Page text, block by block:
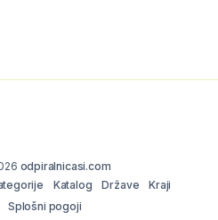
odpiralnicasi.com
Katalog Države
Kraji
Splošni pogoji